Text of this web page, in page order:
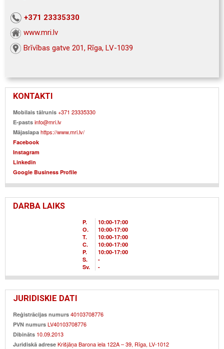
+371 23335330
www.mri.lv
Brīvības gatve 201, Rīga, LV-1039
KONTAKTI
Mobilais tālrunis +371 23335330
E-pasts info@mri.lv
Mājaslapa https://www.mri.lv/
Facebook
Instagram
Linkedin
Google Business Profile
DARBA LAIKS
P. 10 00-17 00
O.
10 00-17 00
T.
10 00-17 00
C.
10 00-17 00
P.
10 00-17 00
S.
-
Sv.
-
JURIDISKIE DATI
Reģistrācijas numurs 40103708776
PVN numurs LV40103708776
Dibināts 10.09.2013
Juridiskā adrese Krišjāņa Barona iela 122A – 39, Rīga, LV-1012